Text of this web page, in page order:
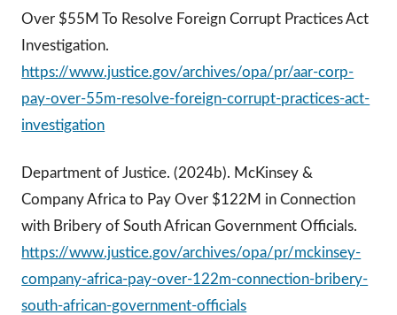
Over $55M To Resolve Foreign Corrupt Practices Act
Investigation.
https://www.justice.gov/archives/opa/pr/aar-corp-
pay-over-55m-resolve-foreign-corrupt-practices-act-
investigation
Department of Justice. (2024b). McKinsey &
Company Africa to Pay Over $122M in Connection
with Bribery of South African Government Officials.
https://www.justice.gov/archives/opa/pr/mckinsey-
company-africa-pay-over-122m-connection-bribery-
south-african-government-officials